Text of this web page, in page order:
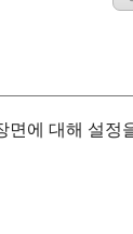
면에 대해 설정